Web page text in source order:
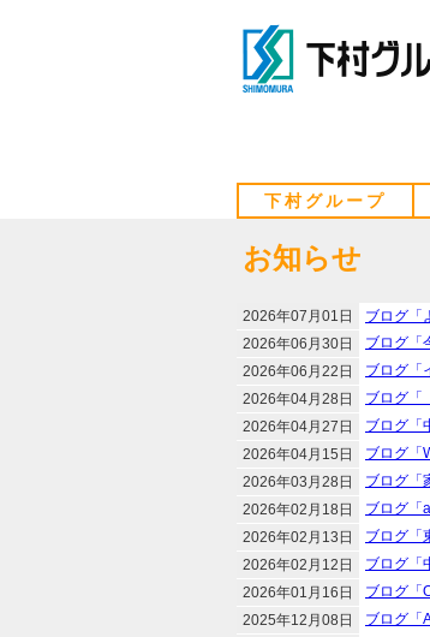
下村グループ
お知らせ
2026年07月01日
ブログ「
2026年06月30日
ブログ「
2026年06月22日
ブログ「
2026年04月28日
ブログ「
2026年04月27日
ブログ「
2026年04月15日
ブログ「
2026年03月28日
ブログ「
2026年02月18日
ブログ「
2026年02月13日
ブログ「
2026年02月12日
ブログ「
2026年01月16日
ブログ「
2025年12月08日
ブログ「